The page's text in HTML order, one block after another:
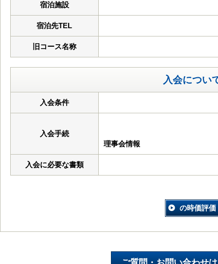
宿泊施設
宿泊先TEL
旧コース名称
入会につい
入会条件
入会手続
理事会情報
入会に必要な書類
の時価評価